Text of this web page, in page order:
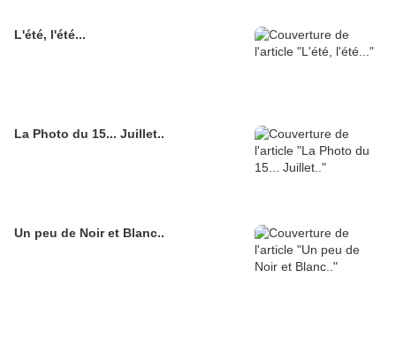
L'été, l'été...
La Photo du 15... Juillet..
Un peu de Noir et Blanc..